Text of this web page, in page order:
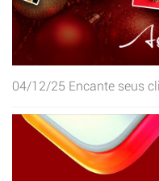
04/12/25 Encante seus